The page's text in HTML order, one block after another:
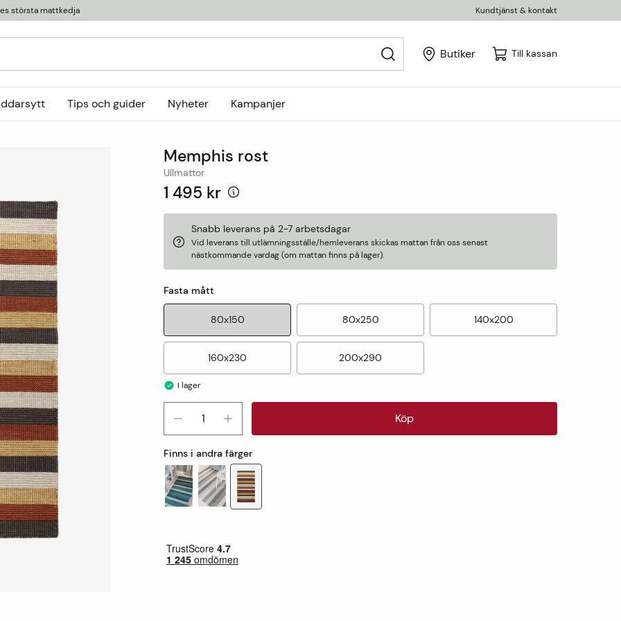
största mattkedja Kundtjänst & kontakt
Butiker Till kassan
Trasmattor
Ullmattor
Utemattor
Viskosmattor
Tillbehör
InHouse Group
Online only
Tips och guider Nyheter Kampanjer
Memphis rost
Ullmattor
1 495 kr
Snabb leverans på 2-7 arbetsdagar
Vid leverans till utlämningsställe/hemleverans skickas mattan från oss senast
nästkommande vardag (om mattan finns på lager).
Fasta mått
80x150 80x250 140x200
160x230 200x290
I lager
Köp
Finns i andra färger